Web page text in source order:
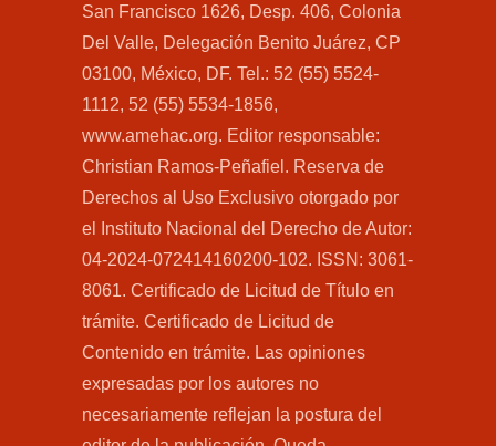
San Francisco 1626, Desp. 406, Colonia
Del Valle, Delegación Benito Juárez, CP
03100, México, DF. Tel.: 52 (55) 5524-
1112, 52 (55) 5534-1856,
www.amehac.org. Editor responsable:
Christian Ramos-Peñafiel. Reserva de
Derechos al Uso Exclusivo otorgado por
el Instituto Nacional del Derecho de Autor:
04-2024-072414160200-102. ISSN: 3061-
8061. Certificado de Licitud de Título en
trámite. Certificado de Licitud de
Contenido en trámite. Las opiniones
expresadas por los autores no
necesariamente reflejan la postura del